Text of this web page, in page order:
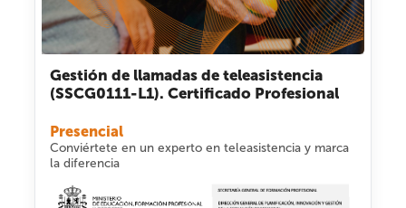
Gestión de llamadas de teleasistencia
(SSCG0111-L1). Certificado Profesional
Presencial
Conviértete en un experto en teleasistencia y marca
la diferencia